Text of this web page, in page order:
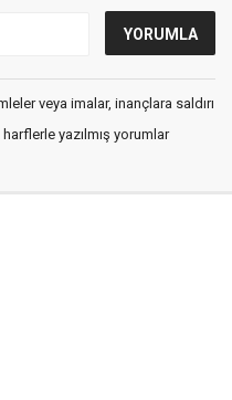
veya imalar, inançlara saldırı
yazılmış yorumlar